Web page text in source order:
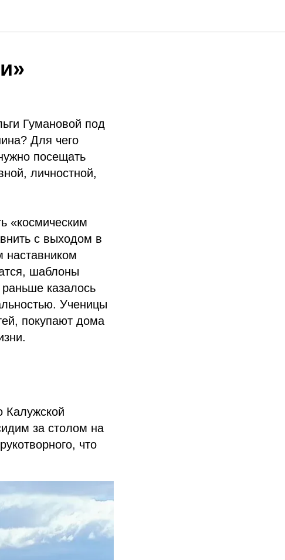
Гумановой под
Для чего
посещать
личностной,
«космическим
с выходом в
наставником
шаблоны
казалось
Ученицы
покупают дома
Калужской
за столом на
что